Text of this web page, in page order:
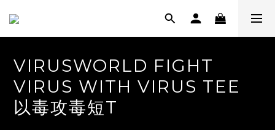
VIRUSWORLD FIGHT
VIRUS WITH VIRUS TEE
以毒攻毒短T